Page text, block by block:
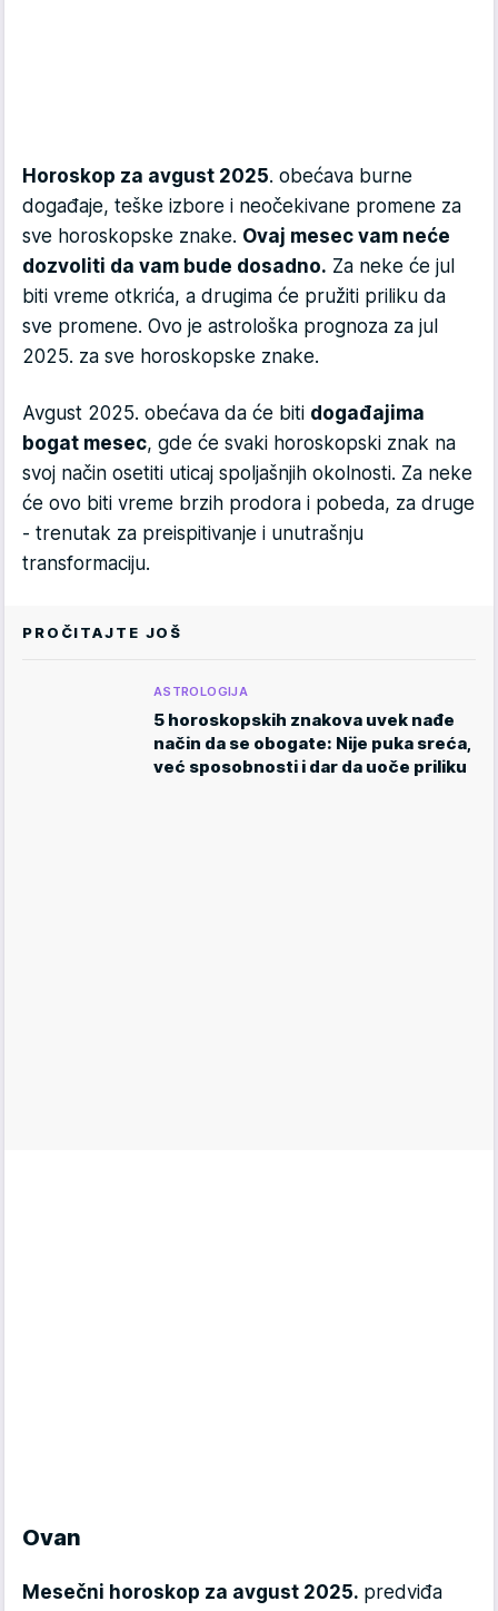
Horoskop za avgust 2025. obećava burne
događaje, teške izbore i neočekivane promene za
sve horoskopske znake. Ovaj mesec vam neće
dozvoliti da vam bude dosadno. Za neke će jul
biti vreme otkrića, a drugima će pružiti priliku da
sve promene. Ovo je astrološka prognoza za jul
2025. za sve horoskopske znake.
Avgust 2025. obećava da će biti događajima
bogat mesec, gde će svaki horoskopski znak na
svoj način osetiti uticaj spoljašnjih okolnosti. Za neke
će ovo biti vreme brzih prodora i pobeda, za druge
- trenutak za preispitivanje i unutrašnju
transformaciju.
PROČITAJTE JOŠ
ASTROLOGIJA
5 horoskopskih znakova uvek nađe
način da se obogate: Nije puka sreća,
već sposobnosti i dar da uoče priliku
Ovan
Mesečni horoskop za avgust 2025. predviđa